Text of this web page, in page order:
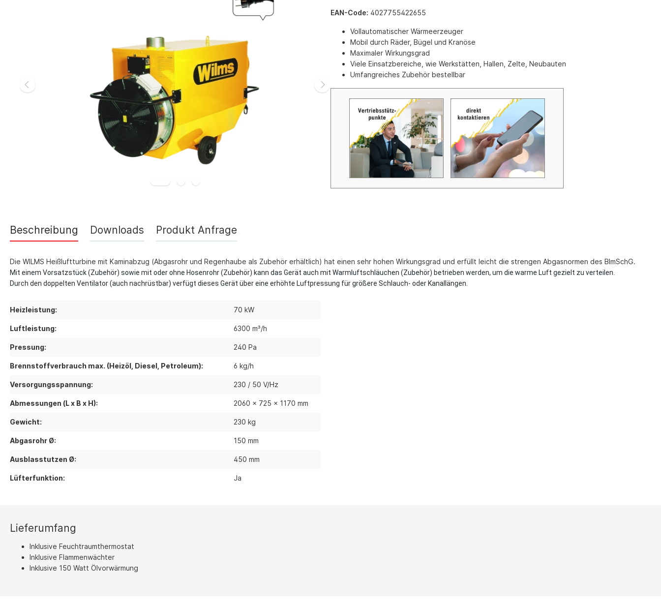
Gasheizgeräte mit Automatikzündung
Elektroheizgeräte mit Keramik-
Heizaggregat
Elektroheizgeräte mit Infarot
Elektroheizer mit Axialgebläse
Elektroheizer mit Radialgebläse
Geräte für stationäre Gasversorgung
Gasheizgeräte für Ställe und Hallen (Erdgas
oder Flüssiggas)
Infrarotheizer Gas
Lufterhitzer Gas
Heissluftturbinen Gas
Schläuche und Schlauchzubehör
Thermostate / CO-Melder
sonstiges Zubehör Heizgeräte
Schrubbmaschinen
Reinigungsmittel HD-Reinger und
Schrubbmaschinen
Lüftungsgeräte
Luftreiniger
Ventilatoren
Ventilatoren mit Radialgebläse
Zubehör Ventilatoren
Ersatzteilliste ohne Zubehör
EAN-Code: 4027755422655
Vollautomatischer Wärmeerzeuger
Mobil durch Räder, Bügel und Kranöse
Maximaler Wirkungsgrad
Viele Einsatzbereiche, wie Werkstätten, Hallen, Zelte, Neubauten
Umfangreiches Zubehör bestellbar
Beschreibung Downloads Produkt Anfrage
Die WILMS Heißluftturbine mit Kaminabzug (Abgasrohr und Regenhaube als Zubehör erhältlich) hat einen sehr hohen Wirkungsgrad und erfüllt leicht die strengen Abgasnormen des BImSchG.
Mit einem Vorsatzstück (Zubehör) sowie mit oder ohne Hosenrohr (Zubehör) kann das Gerät auch mit Warmluftschläuchen (Zubehör) betrieben werden, um die warme Luft gezielt zu verteilen.
Durch den doppelten Ventilator (auch nachrüstbar) verfügt dieses Gerät über eine erhöhte Luftpressung für größere Schlauch- oder Kanallängen.
Heizleistung: 70 kW
Luftleistung: 6300 m³/h
Pressung: 240 Pa
Brennstoffverbrauch max. (Heizöl, Diesel, Petroleum): 6 kg/h
Versorgungsspannung: 230 / 50 V/Hz
Abmessungen (L x B x H): 2060 x 725 x 1170 mm
Gewicht: 230 kg
Abgasrohr Ø: 150 mm
Ausblasstutzen Ø: 450 mm
Lüfterfunktion: Ja
Lieferumfang
Inklusive Feuchtraumthermostat
Inklusive Flammenwächter
Inklusive 150 Watt Ölvorwärmung